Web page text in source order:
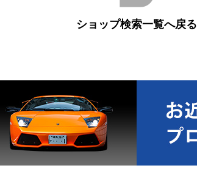
ショップ検索一覧へ戻る